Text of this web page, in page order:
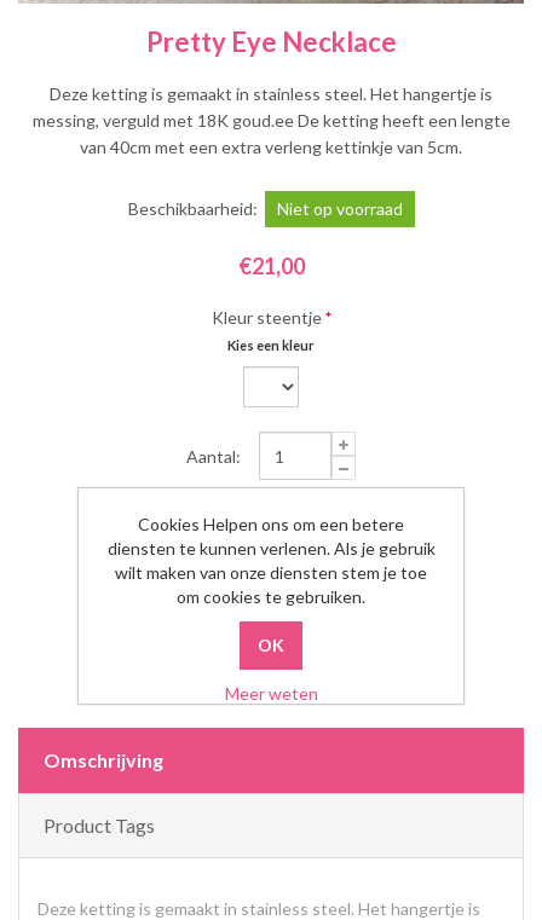
Pretty Eye Necklace
Deze ketting is gemaakt in stainless steel. Het hangertje is
messing, verguld met 18K goud.ee De ketting heeft een lengte
van 40cm met een extra verleng kettinkje van 5cm.
Beschikbaarheid: Niet op voorraad
€21,00
Kleur steentje *
Kies een kleur
Aantal:
Omschrijving
Product Tags
Deze ketting is gemaakt in stainless steel. Het hangertje is
Cookies Helpen ons om een betere
diensten te kunnen verlenen. Als je gebruik
wilt maken van onze diensten stem je toe
om cookies te gebruiken.
Meer weten